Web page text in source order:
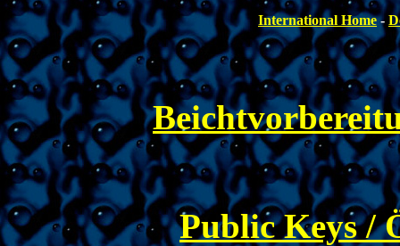
International Home-
Public Keys /